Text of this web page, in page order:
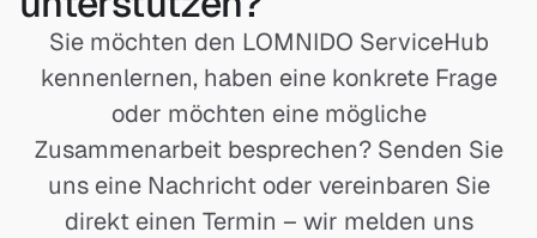
Sie möchten den LOMNIDO ServiceHub
kennenlernen, haben eine konkrete Frage
oder möchten eine mögliche
Zusammenarbeit besprechen? Senden Sie
uns eine Nachricht oder vereinbaren Sie
direkt einen Termin – wir melden uns